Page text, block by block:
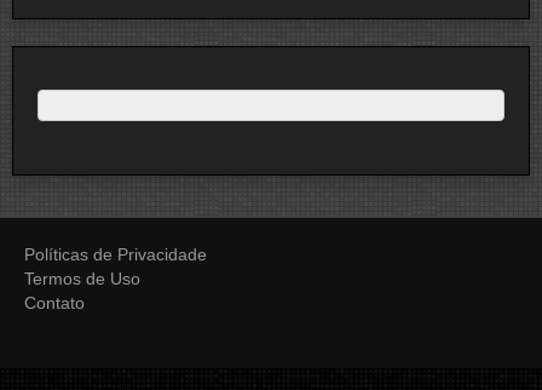
Políticas de Privacidade
Termos de Uso
Contato